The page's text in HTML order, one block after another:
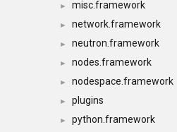
► misc.framework
► network.framework
► neutron.framework
► nodes.framework
► nodespace.framework
► plugins
► python.framework